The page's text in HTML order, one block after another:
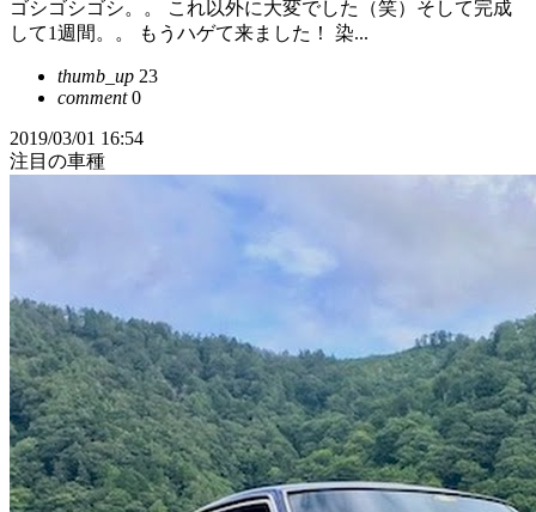
ゴシゴシゴシ。。 これ以外に大変でした（笑）そして完成
して1週間。。 もうハゲて来ました！ 染...
thumb_up 23
comment0
2019/03/01 16:54
注目の車種